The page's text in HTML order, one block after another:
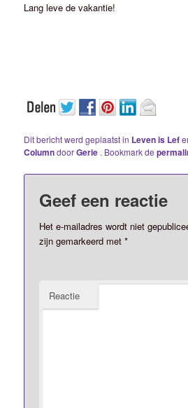
Lang leve de vakantie!
Dit bericht werd geplaatst in Leven is Lef
ColumndoorGerie . Bookmark de
Geef een reactie
Het e-mailadres wordt niet
zijn gemarkeerd met*
Reactie